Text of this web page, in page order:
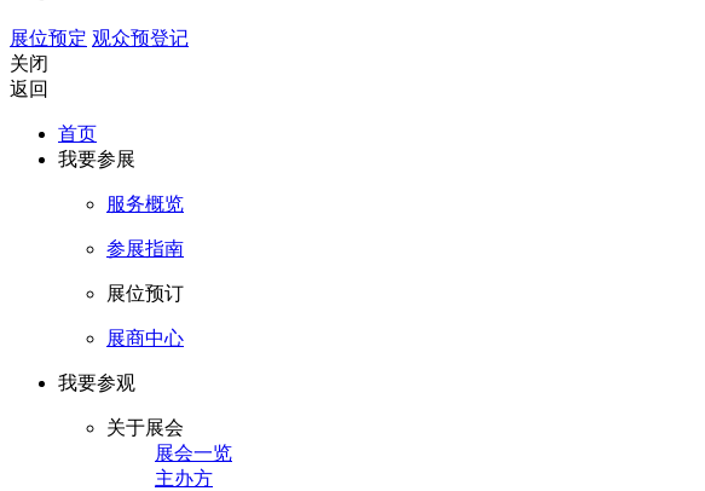
展位预定 观众预登记
关闭
返回
首页
我要参展
服务概览
参展指南
展位预订
展商中心
我要参观
关于展会
展会一览
主办方